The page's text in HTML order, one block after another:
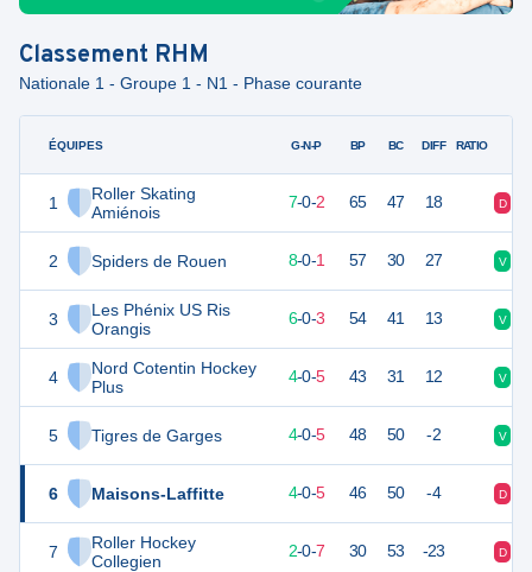
Classement RHM
Nationale 1 - Groupe 1 - N1 - Phase courante
ÉQUIPES
1
Roller Skating
Amiénois
2 Spiders de Rouen
3
Les Phénix US Ris
Orangis
4
Nord Cotentin Hockey
Plus
5 Tigres de Garges
6 Maisons-Laffitte
7
Roller Hockey
Collegien
G-N-P BP BC DIFF RATIO
7-0-2 65 47 18 D
22 8-0-1 57 30 27 V
19 6-0-3 54 41 13 V
12 9 4-0-5 43 31 12 V
11 4-0-5 48 50 -2 V
11 4-0-5 46 50 -4 D
2-0-7 30 53 -23 D